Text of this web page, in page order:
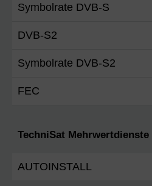
Symbolrate DVB-S
DVB-S2
Symbolrate DVB-S2
FEC
TechniSat Mehrwertdienste
AUTOINSTALL